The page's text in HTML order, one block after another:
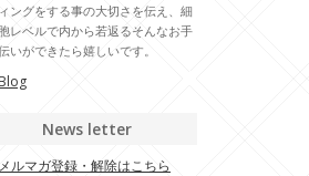
ィングをする事の大切さを伝え、細
胞レベルで内から若返るそんなお手
いができたら嬉しいです。
Blog
News letter
メルマガ登録・解除はこちら